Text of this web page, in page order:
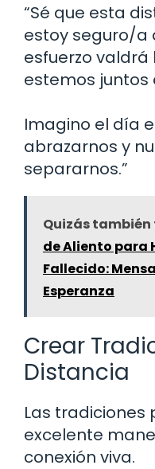
“Sé que esta
estoy seguro/a
esfuerzo
estemos juntos
Imagino el día
abrazarnos y
separarnos.”
Quizás también
de Aliento para
Fallecido:
Esperanza
Crear
Distancia
Las tradiciones
excelente
conexión viva.